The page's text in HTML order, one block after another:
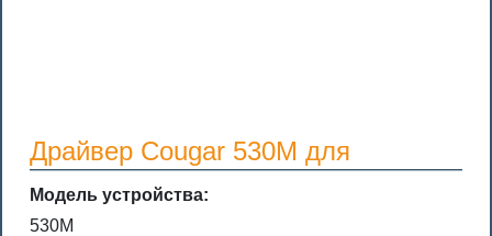
Драйвер Cougar 530M для
Модель устройства:
530M